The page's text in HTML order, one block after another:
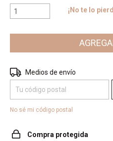
¡No te lo
Entregas para el CP:
Medios de envío
No sé mi código postal
Compra protegida